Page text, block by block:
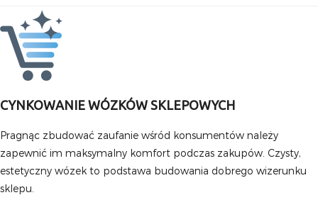
CYNKOWANIE WÓZKÓW SKLEPOWYCH
Pragnąc zbudować zaufanie wśród konsumentów należy
zapewnić im maksymalny komfort podczas zakupów. Czysty,
estetyczny wózek to podstawa budowania dobrego wizerunku
sklepu.